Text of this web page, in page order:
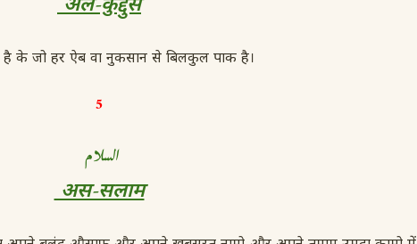
है के जो हर ऐब वा नुकसान से बिलकुल पाक है।
5
السلام
अस-सलाम